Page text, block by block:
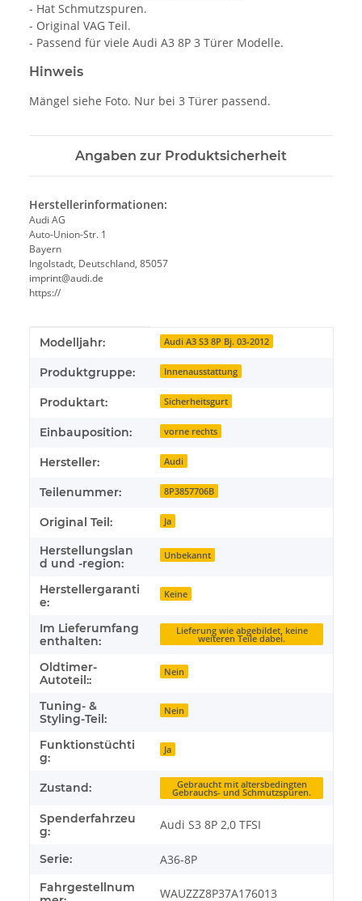
- Hat Schmutzspuren.
- Original VAG Teil.
- Passend für viele Audi A3 8P 3 Türer Modelle.
Hinweis
Mängel siehe Foto. Nur bei 3 Türer passend.
Angaben zur Produktsicherheit
Herstellerinformationen:
Audi AG
Auto-Union-Str. 1
Bayern
Ingolstadt, Deutschland, 85057
imprint@audi.de
https://
Produkteigenschaft
Wert
Modelljahr: Audi A3 S3 8P Bj. 03-2012
Produktgruppe: Innenausstattung
Produktart: Sicherheitsgurt
Einbauposition: vorne rechts
Hersteller: Audi
Teilenummer: 8P3857706B
Original Teil: Ja
Herstellungslan
d und -region:
Unbekannt
Herstellergaranti
e:
Keine
Im Lieferumfang
enthalten:
Lieferung wie abgebildet, keine
weiteren Teile dabei.
Oldtimer-
Autoteil::
Nein
Tuning- &
Styling-Teil:
Nein
Funktionstüchti
g:
Ja
Zustand: Gebraucht mit altersbedingten
Gebrauchs- und Schmutzspuren.
Spenderfahrzeu
g:
Audi S3 8P 2,0 TFSI
Serie: A36-8P
Fahrgestellnum
WAUZZZ8P37A176013